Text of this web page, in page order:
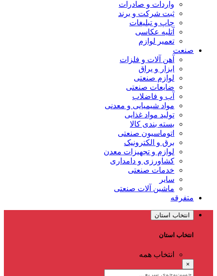
واردات و صادرات
ثبت شرکت و برند
چاپ و تبلیغات
آتلیه عکاسی
تعمیر لوازم
صنعت
آهن آلات و فلزات
ابزار و یراق
لوازم صنعتی
ضایعات صنعتی
آب و فاضلاب
مواد شیمیایی و معدنی
تولید مواد غذایی
بسته بندی کالا
اتوماسیون صنعتی
برق و الکترونیک
لوازم و تجهیزات معدن
کشاورزی و دامداری
خدمات صنعتی
سایر
ماشین آلات صنعتی
متفرقه
انتخاب استان
انتخاب استان
انتخاب همه
×